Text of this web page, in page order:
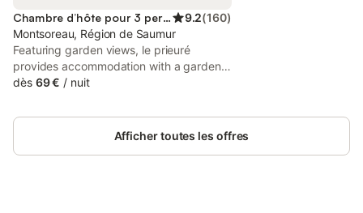
Chambre d’hôte pour 3 personnes 9.2(160)
Montsoreau, Région de Saumur
Featuring garden views, le prieuré
provides accommodation with a garden
and a terrace, around 400 metres from
and parking on-site are available at the
bed and breakfast free of charge.
dès 69 € / nuit
Afficher toutes les offres